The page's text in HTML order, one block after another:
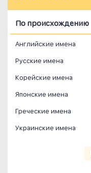
По происхождению
Английские имена
Русские имена
Корейские имена
Японские имена
Греческие имена
Украинские имена